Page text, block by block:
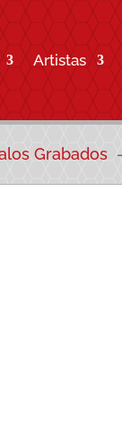
Artistas
Grabados